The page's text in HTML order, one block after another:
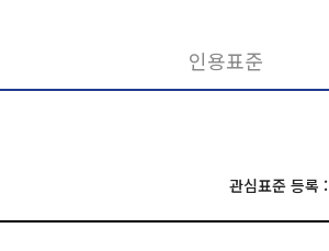
인용표준
관심표준 등록 :